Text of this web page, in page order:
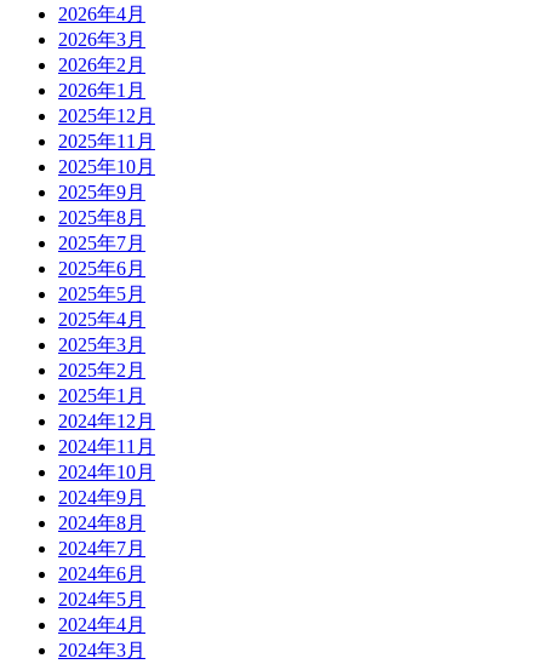
2026年4月
2026年3月
2026年2月
2026年1月
2025年12月
2025年11月
2025年10月
2025年9月
2025年8月
2025年7月
2025年6月
2025年5月
2025年4月
2025年3月
2025年2月
2025年1月
2024年12月
2024年11月
2024年10月
2024年9月
2024年8月
2024年7月
2024年6月
2024年5月
2024年4月
2024年3月